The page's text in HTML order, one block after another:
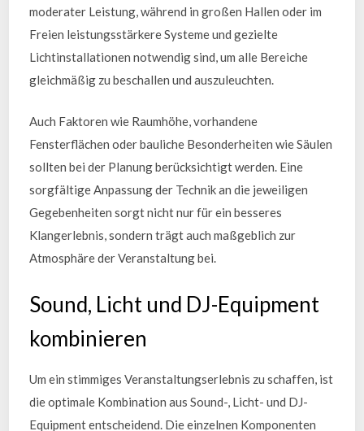
moderater Leistung, während in großen Hallen oder im
Freien leistungsstärkere Systeme und gezielte
Lichtinstallationen notwendig sind, um alle Bereiche
gleichmäßig zu beschallen und auszuleuchten.
Auch Faktoren wie Raumhöhe, vorhandene
Fensterflächen oder bauliche Besonderheiten wie Säulen
sollten bei der Planung berücksichtigt werden. Eine
sorgfältige Anpassung der Technik an die jeweiligen
Gegebenheiten sorgt nicht nur für ein besseres
Klangerlebnis, sondern trägt auch maßgeblich zur
Atmosphäre der Veranstaltung bei.
Sound, Licht und DJ-Equipment
kombinieren
Um ein stimmiges Veranstaltungserlebnis zu schaffen, ist
die optimale Kombination aus Sound-, Licht- und DJ-
Equipment entscheidend. Die einzelnen Komponenten